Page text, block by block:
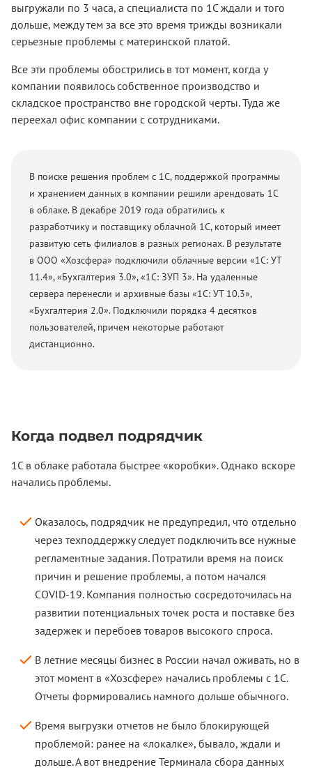
выгружали по 3 часа, а специалиста по 1С ждали и того
дольше, между тем за все это время трижды возникали
серьезные проблемы с материнской платой.
Все эти проблемы обострились в тот момент, когда у
компании появилось собственное производство и
складское пространство вне городской черты. Туда же
переехал офис компании с сотрудниками.
В поиске решения проблем с 1С, поддержкой программы
и хранением данных в компании решили арендовать 1С
в облаке. В декабре 2019 года обратились к
разработчику и поставщику облачной 1С, который имеет
развитую сеть филиалов в разных регионах. В результате
в ООО «Хозсфера» подключили облачные версии «1С: УТ
11.4», «Бухгалтерия 3.0», «1С: ЗУП 3». На удаленные
сервера перенесли и архивные базы «1С: УТ 10.3»,
«Бухгалтерия 2.0». Подключили порядка 4 десятков
пользователей, причем некоторые работают
дистанционно.
Когда подвел подрядчик
1С в облаке работала быстрее «коробки». Однако вскоре
начались проблемы.
Оказалось, подрядчик не предупредил, что отдельно
через техподдержку следует подключить все нужные
регламентные задания. Потратили время на поиск
причин и решение проблемы, а потом начался
COVID-19. Компания полностью сосредоточилась на
развитии потенциальных точек роста и поставке без
задержек и перебоев товаров высокого спроса.
В летние месяцы бизнес в России начал оживать, но в
этот момент в «Хозсфере» начались проблемы с 1С.
Отчеты формировались намного дольше обычного.
Время выгрузки отчетов не было блокирующей
проблемой: ранее на «локалке», бывало, ждали и
дольше. А вот внедрение Терминала сбора данных